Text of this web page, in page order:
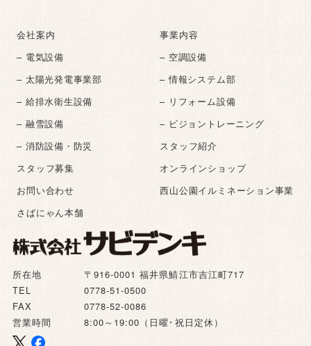
所在地
〒916-0001 福井県鯖江市吉江町717
TEL
0778-51-0500
FAX
0778-52-0086
営業時間
8:00～19:00（日曜･祝日定休）
会社案内
事業内容
– 電気設備
– 空調設備
– 太陽光発電事業部
– 情報システム部
– 給排水衛生設備
– リフォーム設備
– 融雪設備
– ビジョントレーニング
– 消防設備・防災
スタッフ紹介
スタッフ募集
オンラインショップ
お問い合わせ
西山公園イルミネーション事業
さばにゃん本舗